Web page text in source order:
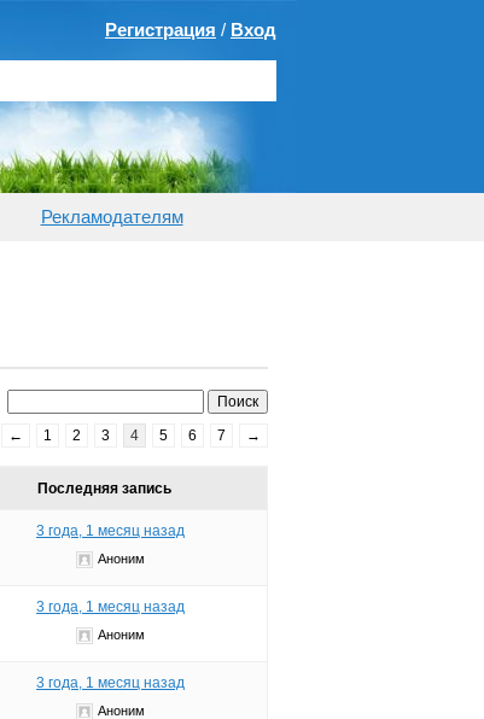
Регистрация / Вход
Рекламодателям
← 1 2 3 4 5 6 7 →
Последняя запись
3 года, 1 месяц назад
Аноним
3 года, 1 месяц назад
Аноним
3 года, 1 месяц назад
Аноним